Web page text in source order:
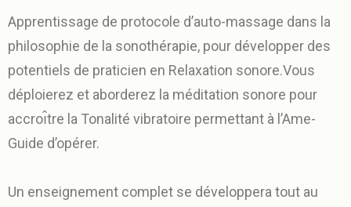
Apprentissage de protocole d’auto-massage dans la
philosophie de la sonothérapie, pour développer des
potentiels de praticien en Relaxation sonore.Vous
déploierez et aborderez la méditation sonore pour
accroı̂tre la Tonalité vibratoire permettant à l’Ame-
Guide d’opérer.
Un enseignement complet se développera tout au